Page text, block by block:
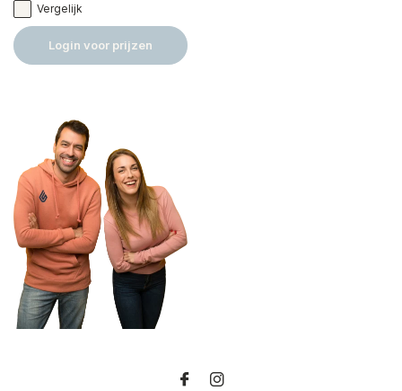
Vergelijk
Login voor prijzen